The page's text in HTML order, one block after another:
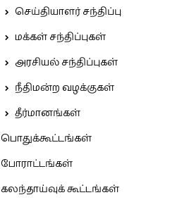
செய்தியாளர் சந்திப்பு
மக்கள் சந்திப்புகள்
அரசியல் சந்திப்புகள்
நீதிமன்ற வழக்குகள்
தீர்மானங்கள்
பொதுக்கூட்டங்கள்
போராட்டங்கள்
கலந்தாய்வுக் கூட்டங்கள்